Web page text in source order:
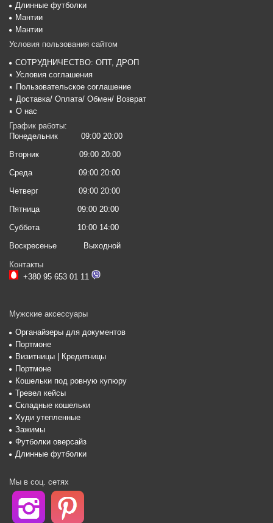
Длинные футболки
Мантии
Мантии
Условия пользования сайтом
СОТРУДНИЧЕСТВО: ОПТ, ДРОП
Условия соглашения
Пользовательское соглашение
Доставка/ Оплата/ Обмен/ Возврат
О нас
График работы:
Понедельник
09:00 20:00
Вторник
09:00 20:00
Среда
09:00 20:00
Четверг
09:00 20:00
Пятница
09:00 20:00
Суббота
10:00 14:00
Воскресенье
Выходной
Контакты
+380 95 653 01 11
Мужские аксессуары
Органайзеры для документов
Портмоне
Визитницы | Кредитницы
Портмоне
Кошельки под ровную купюру
Тревел кейсы
Складные кошельки
Худи утепленные
Зажимы
Футболки оверсайз
Длинные футболки
Мы в соц. сетях